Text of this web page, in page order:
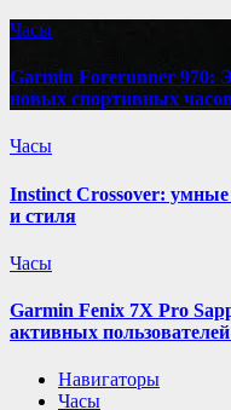
Часы
Garmin Forerunner 970:
новых спортивных
Часы
Instinct Crossover: умные
и стиля
Часы
Garmin Fenix 7X Pro
активных
Навигаторы
Часы